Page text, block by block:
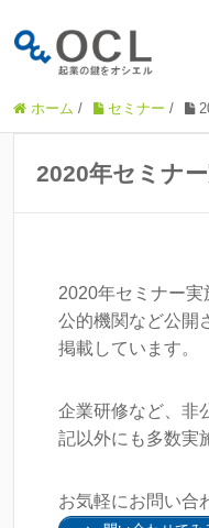
ホーム / セミナー /
2020年セミナ
2020年セミナー実
公的機関など公開
掲載しています。
企業研修など、非
記以外にも多数実
お気軽にお問い合